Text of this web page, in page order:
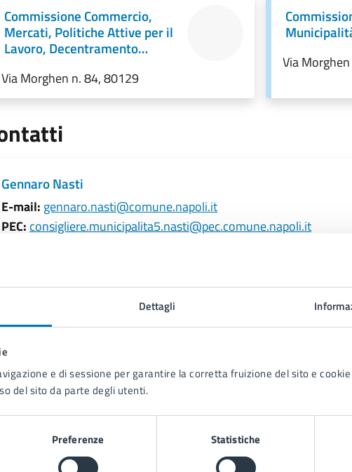
Dettagli
e di sessione per garantire la corretta fruizione del sito e
del sito da parte degli utenti.
Preferenze Statistiche
Commissione Commercio,
Mercati, Politiche Attive per il
Lavoro, Decentramento
5
Via Morghen n. 84, 80129
Via
Gennaro Nasti
E-mail: gennaro.nasti@comune.napoli.it
PEC: consigliere.municipalita5.nasti@pec.comune.napoli.it
sono chiare le informazioni su questa